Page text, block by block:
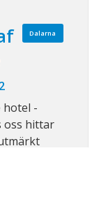
Dalarna
hotel -
oss hittar